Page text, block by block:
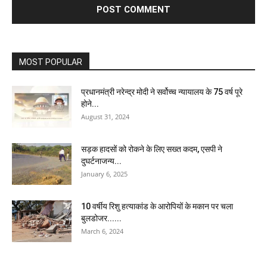
MOST POPULAR
प्रधानमंत्री नरेन्द्र मोदी ने सर्वोच्च न्यायालय के 75 वर्ष पूरे
होने...
August 31, 2024
सड़क हादसों को रोकने के लिए सख्त कदम, एसपी ने
दुघर्टनाजन्य...
January 6, 2025
10 वर्षीय रिशु हत्याकांड के आरोपियों के मकान पर चला
बुलडोजर......
March 6, 2024